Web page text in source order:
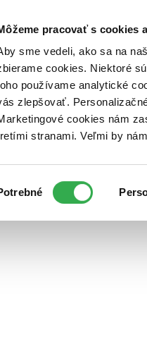
pracovať s cookies
sme vedeli, ako sa na
cookies. Niektoré
používame analytické
zlepšovať.
cookies nám
stranami. Veľmi by
Kontakt